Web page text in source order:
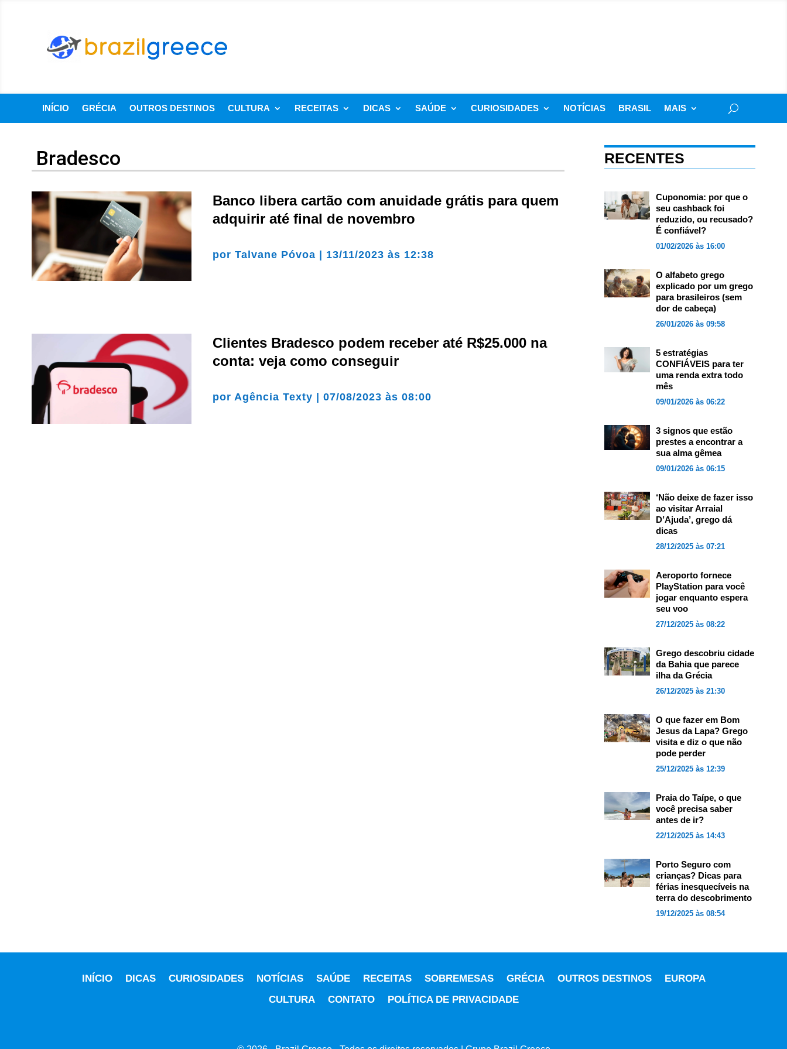
INÍCIO GRÉCIA OUTROS DESTINOS CULTURA RECEITAS DICAS SAÚDE CURIOSIDADES NOTÍCIAS BRASIL MAIS
Bradesco
Banco libera cartão com anuidade grátis para quem
adquirir até final de novembro
porTalvane Póvoa | 13/11/2023 às 12:38
Clientes Bradesco podem receber até R$25.000 na
conta: veja como conseguir
porAgência Texty |07/08/2023 às 08:00
RECENTES
Cuponomia: por que o
seu cashback foi
reduzido, ou recusado?
É confiável?
01/02/2026 às 16:00
O alfabeto grego
explicado por um grego
para brasileiros (sem
dor de cabeça)
26/01/2026 às 09:58
5 estratégias
CONFIÁVEIS para ter
uma renda extra todo
mês
09/01/2026 às 06:22
3 signos que estão
prestes a encontrar a
sua alma gêmea
09/01/2026 às 06:15
‘Não deixe de fazer isso
ao visitar Arraial
D’Ajuda’, grego dá
dicas
28/12/2025 às 07:21
Aeroporto fornece
PlayStation para você
jogar enquanto espera
seu voo
27/12/2025 às 08:22
Grego descobriu cidade
da Bahia que parece
ilha da Grécia
26/12/2025 às 21:30
O que fazer em Bom
Jesus da Lapa? Grego
visita e diz o que não
pode perder
25/12/2025 às 12:39
Praia do Taípe, o que
você precisa saber
antes de ir?
22/12/2025 às 14:43
Porto Seguro com
crianças? Dicas para
férias inesquecíveis na
terra do descobrimento
19/12/2025 às 08:54
INÍCIO DICAS CURIOSIDADES NOTÍCIAS SAÚDE RECEITAS SOBREMESAS GRÉCIA OUTROS DESTINOS
EUROPA
CULTURA
CONTATO POLÍTICA DE PRIVACIDADE